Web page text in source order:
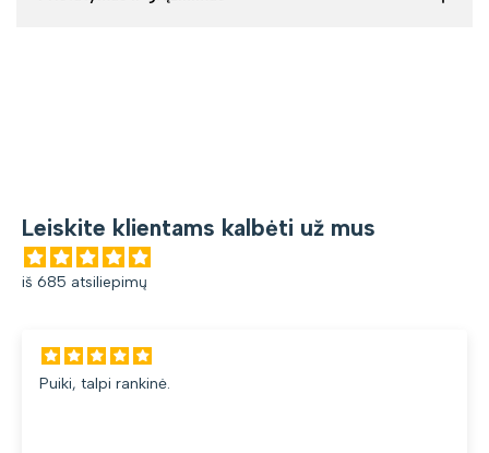
Leiskite klientams kalbėti už mus
iš 685 atsiliepimų
Puiki, talpi rankinė.